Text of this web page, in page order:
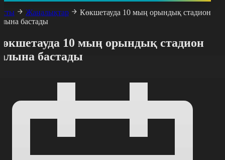
Жаңалықтар
Көкшетауда 10 мың орындық стадион
бастады
10 мың орындық стадион
бастады